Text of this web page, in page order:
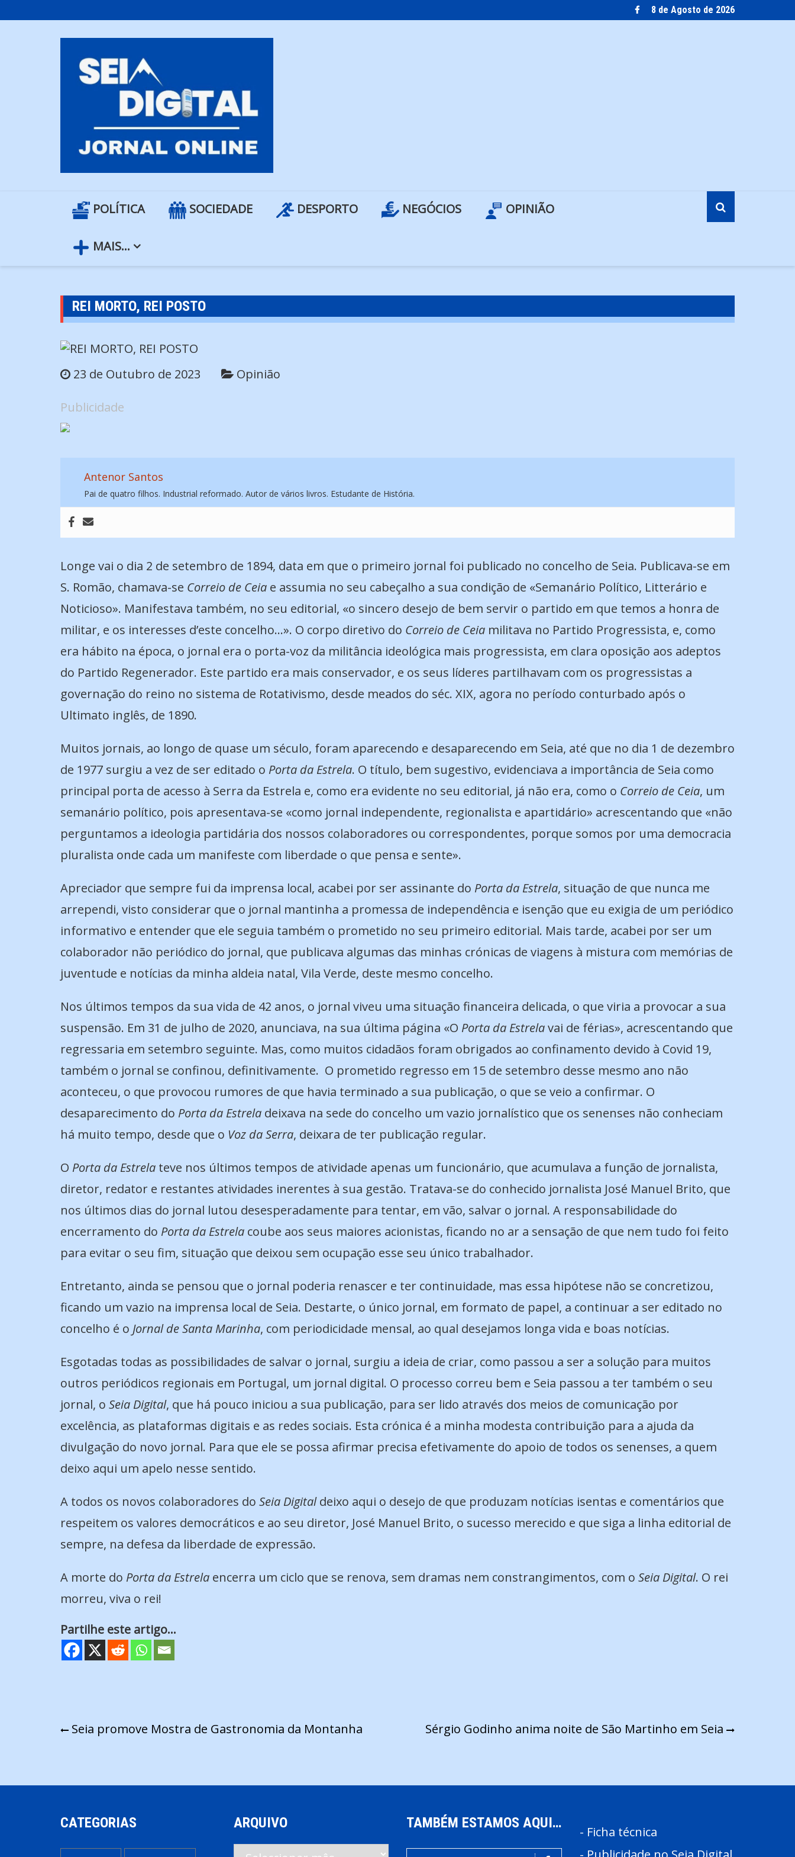
to
8 de Agosto de 2026
POLÍTICA SOCIEDADE DESPORTO NEGÓCIOS OPINIÃO
MAIS…
REI MORTO, REI POSTO
23 de Outubro de 2023 Opinião
Publicidade
Antenor Santos
Pai de quatro filhos. Industrial reformado. Autor de vários livros. Estudante de História.
Longe vai o dia 2 de setembro de 1894, data em que o primeiro jornal foi publicado no concelho de Seia. Publicava-se em
S. Romão, chamava-se Correio de Ceia e assumia no seu cabeçalho a sua condição de «Semanário Político, Litterário e
Noticioso». Manifestava também, no seu editorial, «o sincero desejo de bem servir o partido em que temos a honra de
militar, e os interesses d’este concelho…». O corpo diretivo do Correio de Ceia militava no Partido Progressista, e, como
era hábito na época, o jornal era o porta-voz da militância ideológica mais progressista, em clara oposição aos adeptos
do Partido Regenerador. Este partido era mais conservador, e os seus líderes partilhavam com os progressistas a
governação do reino no sistema de Rotativismo, desde meados do séc. XIX, agora no período conturbado após o
Ultimato inglês, de 1890.
Muitos jornais, ao longo de quase um século, foram aparecendo e desaparecendo em Seia, até que no dia 1 de dezembro
de 1977 surgiu a vez de ser editado o Porta da Estrela. O título, bem sugestivo, evidenciava a importância de Seia como
principal porta de acesso à Serra da Estrela e, como era evidente no seu editorial, já não era, como o Correio de Ceia, um
semanário político, pois apresentava-se «como jornal independente, regionalista e apartidário» acrescentando que «não
perguntamos a ideologia partidária dos nossos colaboradores ou correspondentes, porque somos por uma democracia
pluralista onde cada um manifeste com liberdade o que pensa e sente».
Apreciador que sempre fui da imprensa local, acabei por ser assinante do Porta da Estrela, situação de que nunca me
arrependi, visto considerar que o jornal mantinha a promessa de independência e isenção que eu exigia de um periódico
informativo e entender que ele seguia também o prometido no seu primeiro editorial. Mais tarde, acabei por ser um
colaborador não periódico do jornal, que publicava algumas das minhas crónicas de viagens à mistura com memórias de
juventude e notícias da minha aldeia natal, Vila Verde, deste mesmo concelho.
Nos últimos tempos da sua vida de 42 anos, o jornal viveu uma situação financeira delicada, o que viria a provocar a sua
suspensão. Em 31 de julho de 2020, anunciava, na sua última página «O Porta da Estrelavai de férias», acrescentando que
regressaria em setembro seguinte. Mas, como muitos cidadãos foram obrigados ao confinamento devido à Covid 19,
também o jornal se confinou, definitivamente. O prometido regresso em 15 de setembro desse mesmo ano não
aconteceu, o que provocou rumores de que havia terminado a sua publicação, o que se veio a confirmar. O
desaparecimento do Porta da Estrela deixava na sede do concelho um vazio jornalístico que os senenses não conheciam
há muito tempo, desde que o Voz da Serra, deixara de ter publicação regular.
O Porta da Estrela teve nos últimos tempos de atividade apenas um funcionário, que acumulava a função de jornalista,
diretor, redator e restantes atividades inerentes à sua gestão. Tratava-se do conhecido jornalista José Manuel Brito, que
nos últimos dias do jornal lutou desesperadamente para tentar, em vão, salvar o jornal. A responsabilidade do
encerramento do Porta da Estrela coube aos seus maiores acionistas, ficando no ar a sensação de que nem tudo foi feito
para evitar o seu fim, situação que deixou sem ocupação esse seu único trabalhador.
Entretanto, ainda se pensou que o jornal poderia renascer e ter continuidade, mas essa hipótese não se concretizou,
ficando um vazio na imprensa local de Seia. Destarte, o único jornal, em formato de papel, a continuar a ser editado no
concelho é o Jornal de Santa Marinha, com periodicidade mensal, ao qual desejamos longa vida e boas notícias.
Esgotadas todas as possibilidades de salvar o jornal, surgiu a ideia de criar, como passou a ser a solução para muitos
outros periódicos regionais em Portugal, um jornal digital. O processo correu bem e Seia passou a ter também o seu
jornal, o Seia Digital, que há pouco iniciou a sua publicação, para ser lido através dos meios de comunicação por
excelência, as plataformas digitais e as redes sociais. Esta crónica é a minha modesta contribuição para a ajuda da
divulgação do novo jornal. Para que ele se possa afirmar precisa efetivamente do apoio de todos os senenses, a quem
deixo aqui um apelo nesse sentido.
A todos os novos colaboradores do Seia Digitaldeixo aqui o desejo de que produzam notícias isentas e comentários que
respeitem os valores democráticos e ao seu diretor, José Manuel Brito, o sucesso merecido e que siga a linha editorial de
sempre, na defesa da liberdade de expressão.
A morte do Porta da Estrela encerra um ciclo que se renova, sem dramas nem constrangimentos, com o Seia Digital. O rei
morreu, viva o rei!
Partilhe este artigo...
Navegação
Seia promove Mostra de Gastronomia da Montanha Sérgio Godinho anima noite de São Martinho em Seia
CATEGORIAS ARQUIVO
Arquivo
TAMBÉM ESTAMOS AQUI…
- Ficha técnica